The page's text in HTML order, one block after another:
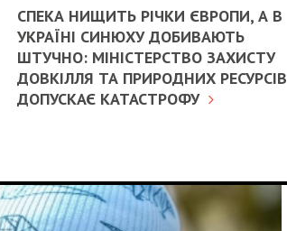
СПЕКА НИЩИТЬ РІЧКИ ЄВРОПИ, А В
УКРАЇНІ СИНЮХУ ДОБИВАЮТЬ
ШТУЧНО: МІНІСТЕРСТВО ЗАХИСТУ
ДОВКІЛЛЯ ТА ПРИРОДНИХ РЕСУРСІВ
ДОПУСКАЄ КАТАСТРОФУ